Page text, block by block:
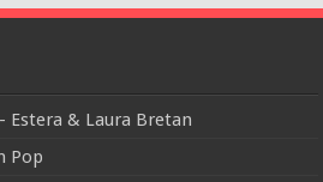
Estera & Laura Bretan
Pop